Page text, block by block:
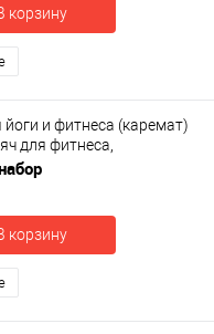
корзину
йоги и фитнеса (каремат)
для фитнеса,
см OSPORT Set 90 (n-
корзину